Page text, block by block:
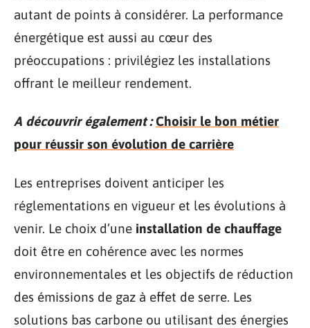
autant de points à considérer. La performance
énergétique est aussi au cœur des
préoccupations : privilégiez les installations
offrant le meilleur rendement.
A découvrir également : Choisir le bon métier
pour réussir son évolution de carrière
Les entreprises doivent anticiper les
réglementations en vigueur et les évolutions à
venir. Le choix d’une installation de chauffage
doit être en cohérence avec les normes
environnementales et les objectifs de réduction
des émissions de gaz à effet de serre. Les
solutions bas carbone ou utilisant des énergies